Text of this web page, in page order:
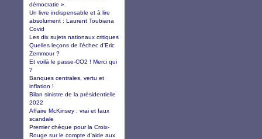
démocratie ».
Un livre indispensable et à lire
absolument : Laurent Toubiana
Covid
Les dix sujets nationaux critiques
Quelles leçons de l'échec d'Eric
Zemmour ?
Et voilà le passe-CO2 ! Merci qui
?
Banques centrales, vertu et
inflation !
Bilan sinistre de la présidentielle
2022
Affaire McKinsey : vrai et faux
scandale
Premier chèque pour la Croix-
Rouge sur le compte d'aide aux